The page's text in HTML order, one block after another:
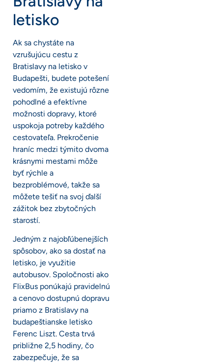
letisko
Ak sa chystáte na
vzrušujúcu cestu z
Bratislavy na letisko v
Budapešti, budete potešení
vedomím, že existujú rôzne
pohodlné a efektívne
možnosti dopravy, ktoré
uspokoja potreby každého
cestovateľa. Prekročenie
hraníc medzi týmito dvoma
krásnymi mestami môže
byť rýchle a
bezproblémové, takže sa
môžete tešiť na svoj ďalší
zážitok bez zbytočných
starostí.
Jedným z najobľúbenejších
spôsobov, ako sa dostať na
letisko, je využitie
autobusov. Spoločnosti ako
FlixBus ponúkajú pravidelnú
a cenovo dostupnú dopravu
priamo z Bratislavy na
budapeštianske letisko
Ferenc Liszt. Cesta trvá
približne 2,5 hodiny, čo
zabezpečuje, že sa